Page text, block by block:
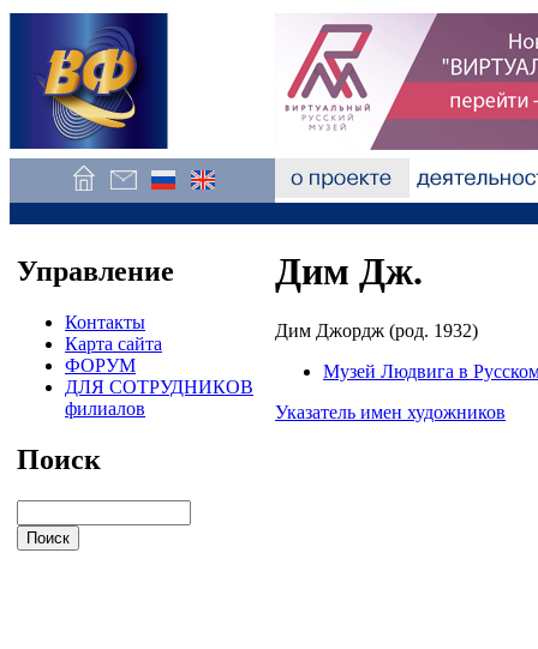
Управление
Контакты
Карта сайта
ФОРУМ
ДЛЯ СОТРУДНИКОВ
филиалов
Поиск
Дим Дж.
Дим Джордж (род. 1932)
Музей Людвига в
Указатель имен художников